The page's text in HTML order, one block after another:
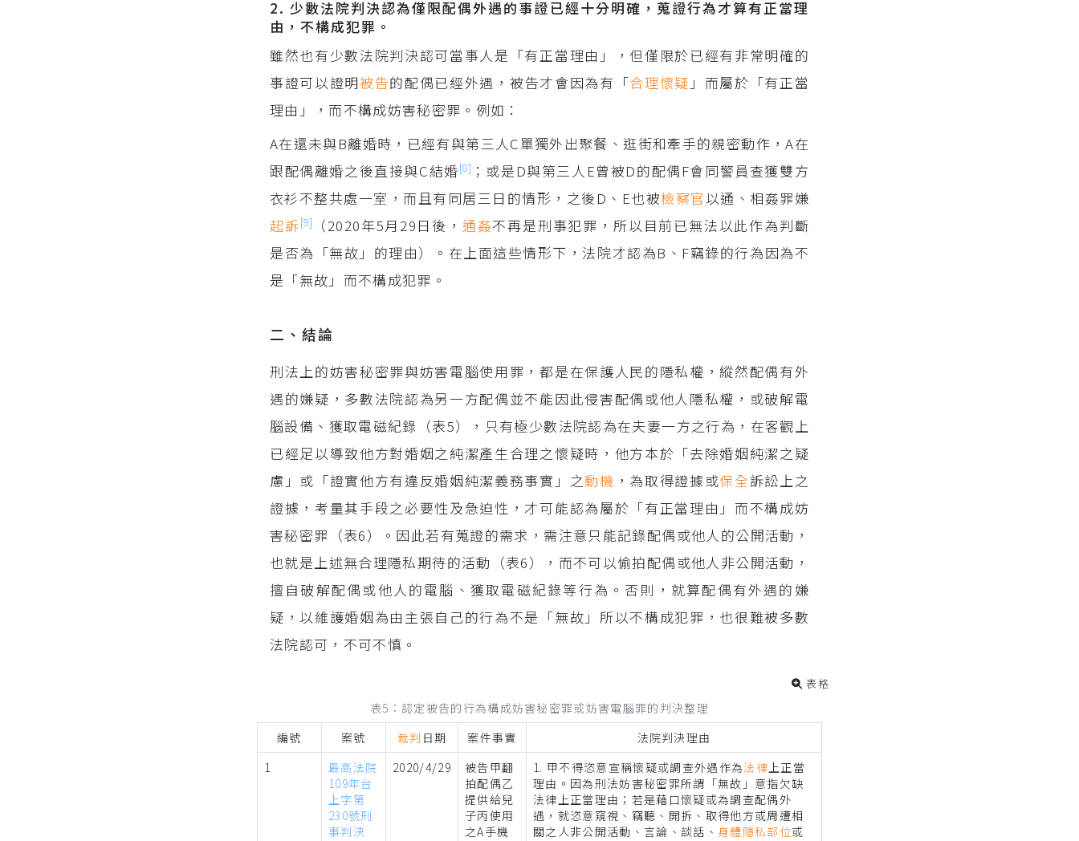
2. 少數法院判決認為僅限配偶外遇的事證已經十分明確，蒐證行為才算有正當理
由，不構成犯罪。
雖然也有少數法院判決認可當事人是「有正當理由」，但僅限於已經有非常明確的
事證可以證明被告的配偶已經外遇，被告才會因為有「合理懷疑 」而屬於「有正當
理由」，而不構成妨害秘密罪。例如：
A在還未與B離婚時，已經有與第三人C單獨外出聚餐、逛街和牽手的親密動作，A在
跟配偶離婚之後直接與C結婚[8] ；或是D與第三人E曾被D的配偶F會同警員查獲雙方
衣衫不整共處一室，而且有同居三日的情形，之後D、E也被檢察官 以通、相姦罪嫌
起訴[9] （2020年5月29日後， 通姦不再是刑事犯罪，所以目前已無法以此作為判斷
是否為「無故」的理由）。在上面這些情形下，法院才認為B、F竊錄的行為因為不
是「無故」而不構成犯罪。
二、結論
刑法上的妨害秘密罪與妨害電腦使用罪，都是在保護人民的隱私權，縱然配偶有外
遇的嫌疑，多數法院認為另一方配偶並不能因此侵害配偶或他人隱私權，或破解電
腦設備、獲取電磁紀錄（表5），只有極少數法院認為在夫妻一方之行為，在客觀上
已經足以導致他方對婚姻之純潔產生合理之懷疑時，他方本於「去除婚姻純潔之疑
慮」或「證實他方有違反婚姻純潔義務事實」之動機 ，為取得證據或保全訴訟上之
證據，考量其手段之必要性及急迫性，才可能認為屬於「有正當理由」而不構成妨
害秘密罪（表6）。因此若有蒐證的需求，需注意只能記錄配偶或他人的公開活動，
也就是上述無合理隱私期待的活動（表6），而不可以偷拍配偶或他人非公開活動，
擅自破解配偶或他人的電腦、獲取電磁紀錄等行為。否則，就算配偶有外遇的嫌
疑，以維護婚姻為由主張自己的行為不是「無故」所以不構成犯罪，也很難被多數
法院認可，不可不慎。
表格
表5：認定被告的行為構成妨害秘密罪或妨害電腦罪的判決整理
編號
案號 裁判 日期 案件事實
法院判決理由
1
最高法院
109年台
上字第
230號刑
事判決
2020/4/29
被告甲翻
拍配偶乙
提供給兒
子丙使用
之A手機
1. 甲不得恣意宣稱懷疑或調查外遇作為法律上正當
理由。因為刑法妨害秘密罪所謂「無故」意指欠缺
法律上正當理由；若是藉口懷疑或為調查配偶外
遇，就恣意窺視、竊聽、開拆、取得他方或周遭相
關之人非公開活動、言論、談話、 身體隱私部位或